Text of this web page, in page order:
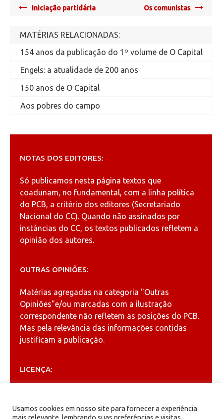
PostIniciação partidária Os comunistas
MATÉRIAS RELACIONADAS:
154 anos da publicação do 1º volume de O Capital
Engels: a atualidade de 200 anos
150 anos de O Capital
Aos pobres do campo
NOTAS DOS EDITORES:
Só publicamos nesta página textos que
coadunam, no fundamental, com a linha política
do PCB, a critério dos editores (Secretariado
Nacional do CC). Quando não assinados por
instâncias do CC, os textos publicados refletem a
opinião dos autores.
OUTRAS OPINIÕES:
Matérias agregadas na categoria "Outras
Opiniões"e/ou marcadas com a ilustração
correspondente não refletem as posições do PCB.
Mas pela relevância das informações contidas
justificam a publicação.
LICENÇA:
Creative Commons
Usamos cookies em nosso site para fornecer a experiência
mais relevante, lembrando suas preferências e visitas